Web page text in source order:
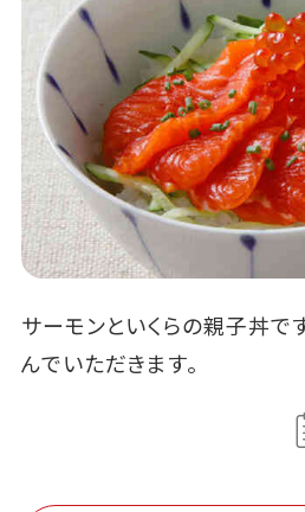
サーモンといくらの親子丼で
んでいただきます。